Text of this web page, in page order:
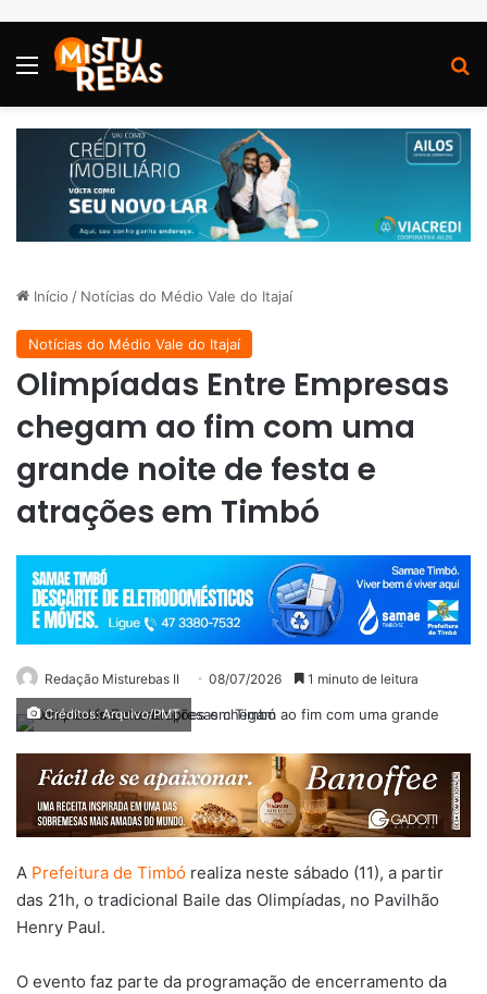
Menu
Início / Notícias do Médio Vale do Itajaí
Notícias do Médio Vale do Itajaí
Olimpíadas Entre Empresas
chegam ao fim com uma
grande noite de festa e
atrações em Timbó
Redação Misturebas II 08/07/2026 1 minuto de leitura
Créditos: Arquivo/PMT
A Prefeitura de Timbó realiza neste sábado (11), a partir
das 21h, o tradicional Baile das Olimpíadas, no Pavilhão
Henry Paul.
O evento faz parte da programação de encerramento da